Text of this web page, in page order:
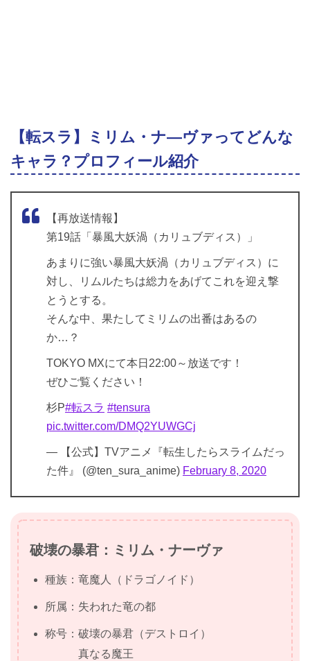
【転スラ】ミリム・ナ―ヴァってどんな
キャラ？プロフィール紹介
【再放送情報】
第19話「暴風大妖渦（カリュブディス）」
あまりに強い暴風大妖渦（カリュブディス）に
対し、リムルたちは総力をあげてこれを迎え撃
とうとする。
そんな中、果たしてミリムの出番はあるの
か…？
TOKYO MXにて本日22:00～放送です！
ぜひご覧ください！
杉P#転スラ #tensura
pic.twitter.com/DMQ2YUWGCj
— 【公式】TVアニメ『転生したらスライムだっ
た件』 (@ten_sura_anime) February 8, 2020
破壊の暴君：ミリム・ナーヴァ
種族：竜魔人（ドラゴノイド）
所属：失われた竜の都
称号：破壊の暴君（デストロイ）
真なる魔王